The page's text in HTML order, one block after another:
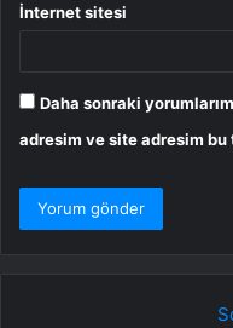
İnternet sitesi
Daha sonraki
adresim ve site adresim bu